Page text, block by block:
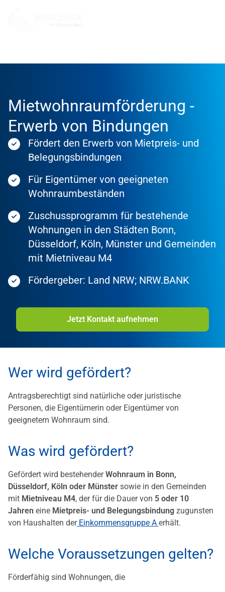
Mietwohnraumförderung -
Erwerb von Bindungen
Fördert den Erwerb von Mietpreis- und
Belegungsbindungen
Für Eigentümer von geeigneten
Wohnraumbeständen
Zuschussprogramm für bestehende
Wohnungen in den Städten Bonn,
Düsseldorf, Köln, Münster und Gemeinden
mit Mietniveau M4
Fördergeber: Land NRW; NRW.BANK
Jetzt Kontakt aufnehmen
Wer wird gefördert?
Antragsberechtigt sind natürliche oder juristische
Personen, die Eigentümerin oder Eigentümer von
geeignetem Wohnraum sind.
Was wird gefördert?
Gefördert wird bestehenderWohnraum in Bonn,
Düsseldorf, Köln oder Münster sowie in den Gemeinden
mit Mietniveau M4, der für die Dauer von 5 oder 10
Jahren eine Mietpreis- und Belegungsbindung zugunsten
von Haushalten derEinkommensgruppe A erhält.
Welche Voraussetzungen gelten?
Förderfähig sind Wohnungen, die